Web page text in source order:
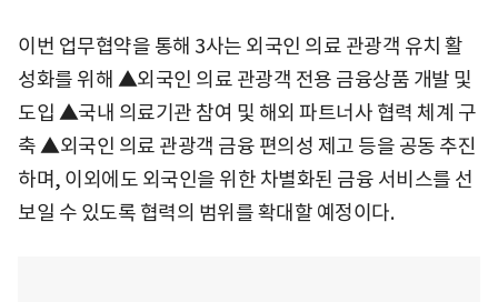
이번 업무협약을 통해 3사는 외국인 의료 관광객 유치 활
성화를 위해 ▲외국인 의료 관광객 전용 금융상품 개발 및
도입 ▲국내 의료기관 참여 및 해외 파트너사 협력 체계 구
축 ▲외국인 의료 관광객 금융 편의성 제고 등을 공동 추진
하며, 이외에도 외국인을 위한 차별화된 금융 서비스를 선
보일 수 있도록 협력의 범위를 확대할 예정이다.